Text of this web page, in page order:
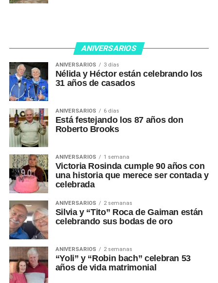
ANIVERSARIOS
ANIVERSARIOS 3 días
Nélida y Héctor están celebrando los
31 años de casados
ANIVERSARIOS 6 días
Está festejando los 87 años don
Roberto Brooks
ANIVERSARIOS 1 semana
Victoria Rosinda cumple 90 años con
una historia que merece ser contada y
celebrada
ANIVERSARIOS 2 semanas
Silvia y “Tito” Roca de Gaiman están
celebrando sus bodas de oro
ANIVERSARIOS 2 semanas
“Yoli” y “Robin bach” celebran 53
años de vida matrimonial